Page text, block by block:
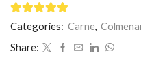
5de 5
Categories: Carne
Share: